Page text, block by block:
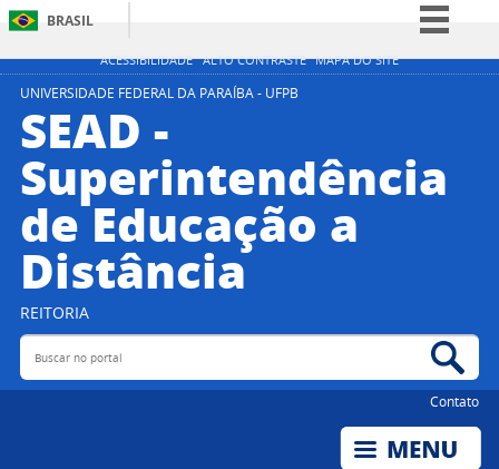
ACESSIBILIDADE ALTO CONTRASTE MAPA DO SITE
BRASIL
Simplifique!
Acesso à informação
Legislação
Canais
UNIVERSIDADE FEDERAL DA PARAÍBA - UFPB
SEAD -
Superintendência
de Educação a
Distância
REITORIA
Buscar no portal
Contato